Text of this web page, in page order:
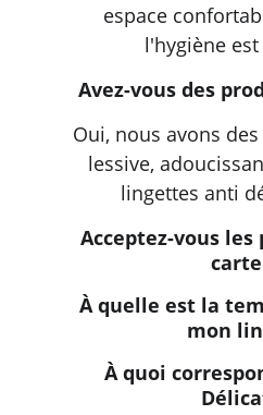
espace
l'hygiène
Avez-vous des
Oui, nous avons
lessive,
lingettes anti
Acceptez-vous
carte
mon